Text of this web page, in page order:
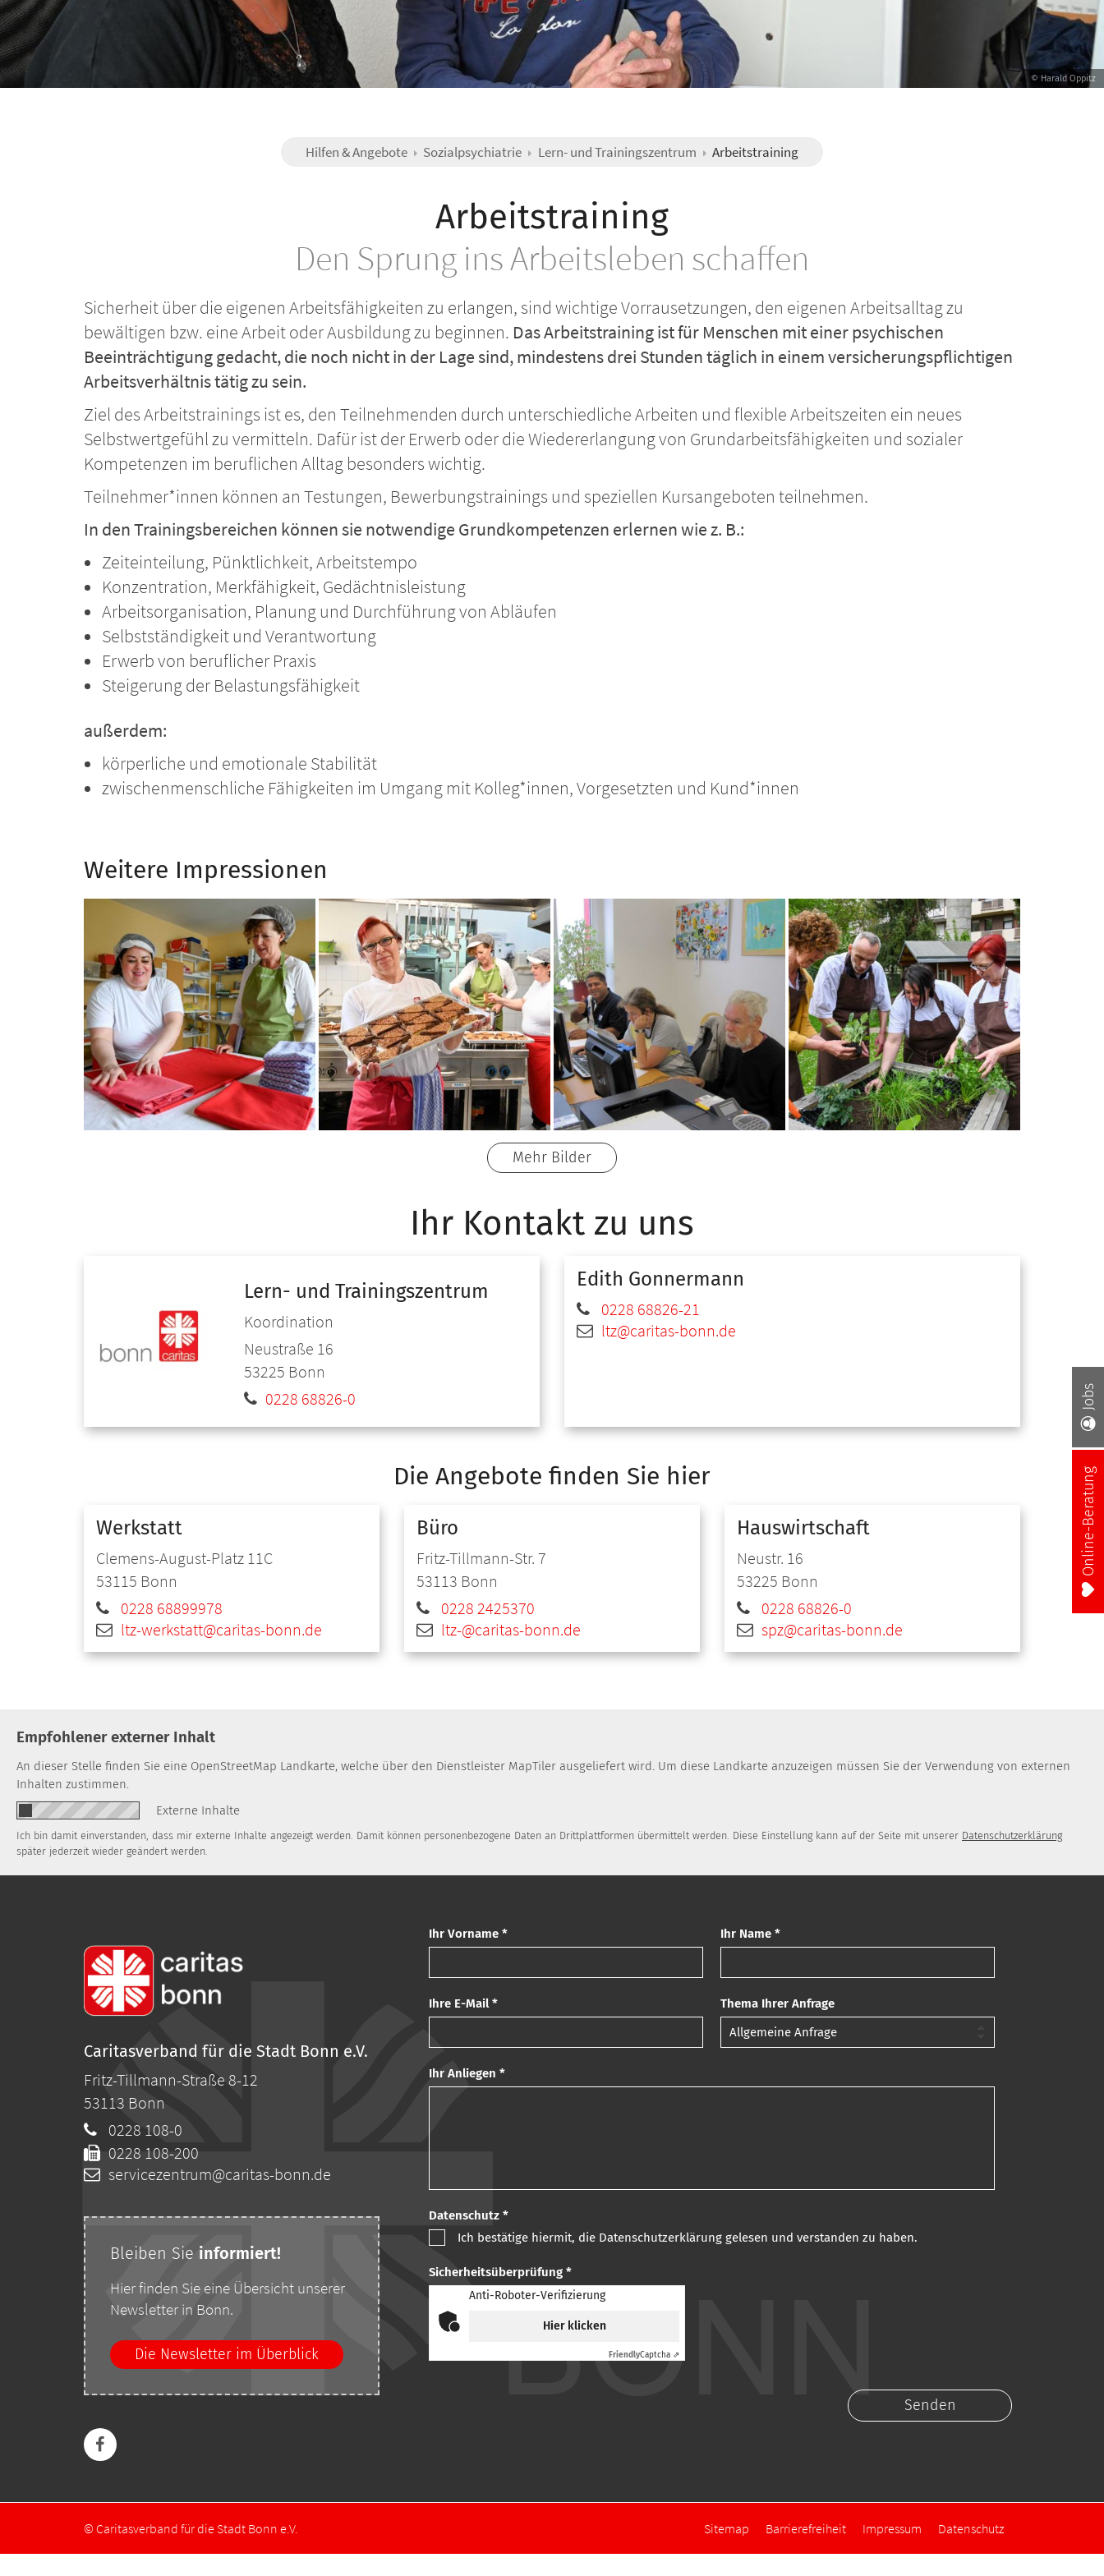
© Harald Oppitz
Hilfen & Angebote Sozialpsychiatrie Lern- und Trainingszentrum Arbeitstraining
Arbeitstraining
Den Sprung ins Arbeitsleben schaffen
Sicherheit über die eigenen Arbeitsfähigkeiten zu erlangen, sind wichtige Vorrausetzungen, den eigenen Arbeitsalltag zu
bewältigen bzw. eine Arbeit oder Ausbildung zu beginnen. Das Arbeitstraining ist für Menschen mit einer psychischen
Beeinträchtigung gedacht, die noch nicht in der Lage sind, mindestens drei Stunden täglich in einem versicherungspflichtigen
Arbeitsverhältnis tätig zu sein.
Ziel des Arbeitstrainings ist es, den Teilnehmenden durch unterschiedliche Arbeiten und flexible Arbeitszeiten ein neues
Selbstwertgefühl zu vermitteln. Dafür ist der Erwerb oder die Wiedererlangung von Grundarbeitsfähigkeiten und sozialer
Kompetenzen im beruflichen Alltag besonders wichtig.
Teilnehmer*innen können an Testungen, Bewerbungstrainings und speziellen Kursangeboten teilnehmen.
In den Trainingsbereichen können sie notwendige Grundkompetenzen erlernen wie z. B.:
Zeiteinteilung, Pünktlichkeit, Arbeitstempo
Konzentration, Merkfähigkeit, Gedächtnisleistung
Arbeitsorganisation, Planung und Durchführung von Abläufen
Selbstständigkeit und Verantwortung
Erwerb von beruflicher Praxis
Steigerung der Belastungsfähigkeit
außerdem:
körperliche und emotionale Stabilität
zwischenmenschliche Fähigkeiten im Umgang mit Kolleg*innen, Vorgesetzten und Kund*innen
Weitere Impressionen
Mehr Bilder
Ihr Kontakt zu uns
Lern- und Trainingszentrum
Koordination
Neustraße 16
53225 Bonn
0228 68826-0
Edith Gonnermann
0228 68826-21
ltz@caritas-bonn.de
Die Angebote finden Sie hier
Werkstatt
Clemens-August-Platz 11C
53115 Bonn
0228 68899978
ltz-werkstatt@caritas-bonn.de
Büro
Fritz-Tillmann-Str. 7
53113 Bonn
0228 2425370
ltz-@caritas-bonn.de
Hauswirtschaft
Neustr. 16
53225 Bonn
0228 68826-0
spz@caritas-bonn.de
Empfohlener externer Inhalt
An dieser Stelle finden Sie eine OpenStreetMap Landkarte, welche über den Dienstleister MapTiler ausgeliefert wird. Um diese Landkarte anzuzeigen müssen Sie der Verwendung von externen
Inhalten zustimmen.
Externe Inhalte
Ich bin damit einverstanden, dass mir externe Inhalte angezeigt werden. Damit können personenbezogene Daten an Drittplattformen übermittelt werden. Diese Einstellung kann auf der Seite mit unserer Datenschutzerklärung
später jederzeit wieder geändert werden.
Ihr Vorname * Ihr Name *
Ihre E-Mail * Thema Ihrer Anfrage
Ihr Anliegen *
Datenschutz *
Ich bestätige hiermit, die Datenschutzerklärung gelesen und verstanden zu haben.
Sicherheitsüberprüfung *
Anti-Roboter-Verifizierung
Hier klicken
FriendlyCaptcha ⇗
Online-Beratung
Jobs
Caritasverband für die Stadt Bonn e.V.
Fritz-Tillmann-Straße 8-12
53113 Bonn
0228 108-0
0228 108-200
servicezentrum@caritas-bonn.de
Bleiben Sie informiert!
Hier finden Sie eine Übersicht unserer
Newsletter in Bonn.
Die Newsletter im Überblick
© Caritasverband für die Stadt Bonn e.V. Sitemap Barrierefreiheit Impressum Datenschutz